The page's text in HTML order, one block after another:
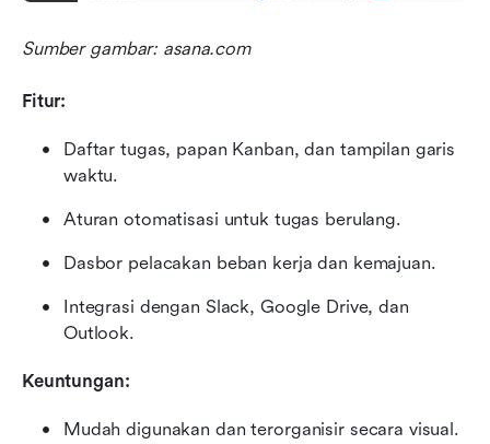
Sumber gambar: asana.com
Fitur:
Daftar tugas, papan Kanban, dan tampilan garis
waktu.
Aturan otomatisasi untuk tugas berulang.
Dasbor pelacakan beban kerja dan kemajuan.
Integrasi dengan Slack, Google Drive, dan
Outlook.
Keuntungan:
Mudah digunakan dan terorganisir secara visual.